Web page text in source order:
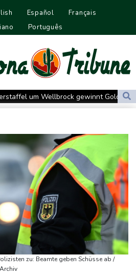
Español
Français
Português
um Wellbrock gewinnt Gold
umstrittenen Justizminister Blanche
Tote durch russische Angriffe in
alt: Der große Sprung ins
Tayron: Das bessere Familien-SUV
schon ausgeschieden
kündigt "unermüdlichen" Kampf
Skandal zu: "Desolate Lage"
zu: Beamte geben Schüsse ab /